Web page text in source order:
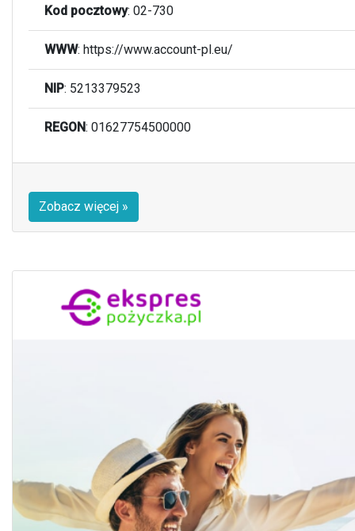
Kod pocztowy: 02-730
WWW: https://www.account-pl.eu/
NIP: 5213379523
REGON: 01627754500000
Zobacz więcej »